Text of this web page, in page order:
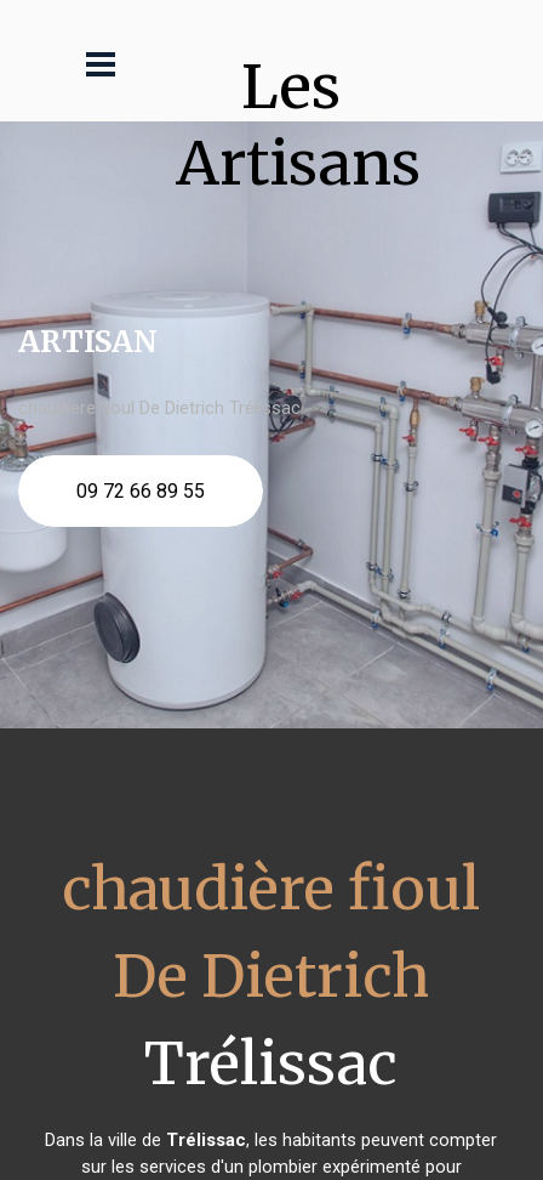
Les
Artisans
ARTISAN
chaudière fioul De Dietrich Trélissac
09 72 66 89 55
chaudière fioul
De Dietrich
Trélissac
Dans la ville de Trélissac, les habitants peuvent compter
sur les services d'un plombier expérimenté pour